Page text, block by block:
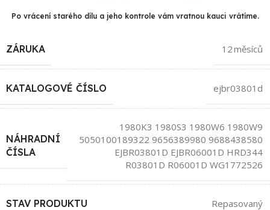
Po vrácení starého dílu a jeho kontrole vám vratnou kauci vrátíme.
ZÁRUKA 12 měsíců
KATALOGOVÉ ČÍSLO ejbr03801d
NÁHRADNÍ
ČÍSLA
1980K3 1980S3 1980W6 1980W9
5050100189322 9656389980 9688438580
EJBR03801D EJBR06001D HRD344
R03801D R06001D WG1772526
STAV PRODUKTU Repasovaný